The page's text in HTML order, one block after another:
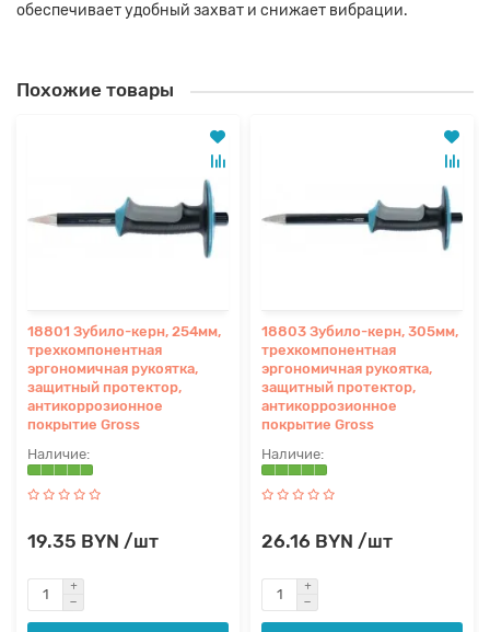
обеспечивает удобный захват и снижает вибрации.
Похожие товары
18801 Зубило-керн, 254мм,
трехкомпонентная
эргономичная рукоятка,
защитный протектор,
антикоррозионное
покрытие Gross
19.35 BYN /шт
18803 Зубило-керн, 305мм,
трехкомпонентная
эргономичная рукоятка,
защитный протектор,
антикоррозионное
покрытие Gross
26.16 BYN /шт